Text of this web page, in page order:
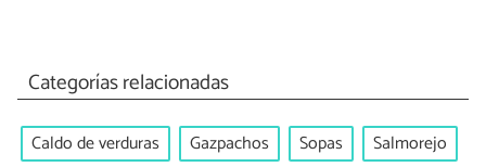
Categorías relacionadas
Caldo de verduras Gazpachos Sopas
Salmorejo